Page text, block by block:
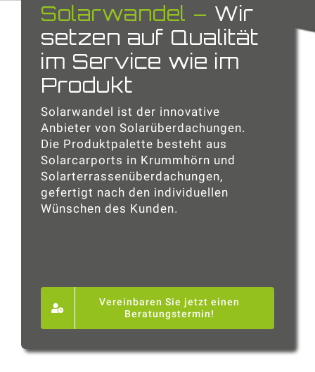
Solarwandel – Wir
setzen auf Qualität
im Service wie im
Produkt
Solarwandel ist der innovative
Anbieter von Solarüberdachungen.
Die Produktpalette besteht aus
Solarcarports in Krummhörn und
Solarterrassenüberdachungen,
gefertigt nach den individuellen
Wünschen des Kunden.
Vereinbaren Sie jetzt einen
Beratungstermin!